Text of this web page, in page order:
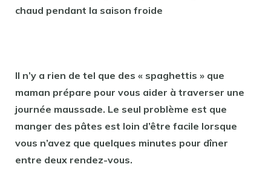
chaud pendant la saison froide
Il n’y a rien de tel que des « spaghettis » que
maman prépare pour vous aider à traverser une
journée maussade. Le seul problème est que
manger des pâtes est loin d’être facile lorsque
vous n’avez que quelques minutes pour dîner
entre deux rendez-vous.